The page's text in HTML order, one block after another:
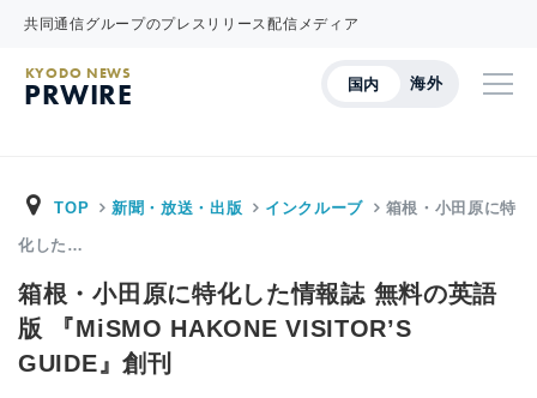
共同通信グループのプレスリリース配信メディア
国内 海外
KYODO NEWS
PRWIRE
TOP 新聞・放送・出版 インクルーブ 箱根・小田原に特
化した…
箱根・小田原に特化した情報誌 無料の英語
版 『MiSMO HAKONE VISITOR’S
GUIDE』創刊